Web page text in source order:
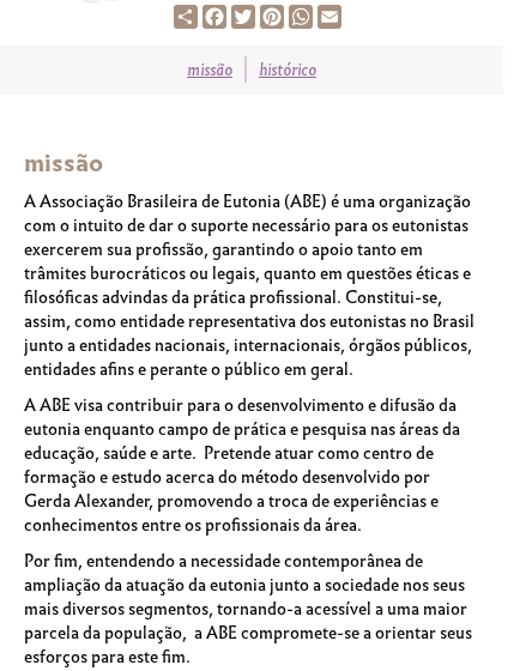
ShareFacebook
TwitterPinterestWhatsApp
missão histórico
missão
A Associação Brasileira de Eutonia (ABE) é uma organização
com o intuito de dar o suporte necessário para os eutonistas
exercerem sua profissão, garantindo o apoio tanto em
trâmites burocráticos ou legais, quanto em questões éticas e
filosóficas advindas da prática profissional. Constitui-se,
assim, como entidade representativa dos eutonistas no Brasil
junto a entidades nacionais, internacionais, órgãos públicos,
entidades afins e perante o público em geral.
AABEvisa contribuir para o desenvolvimento e difusão da
eutonia enquanto campo de prática e pesquisa nas áreas da
educação, saúde e arte. Pretende atuar como centro de
formação e estudo acerca do método desenvolvido por
Gerda Alexander, promovendo a troca de experiências e
conhecimentos entre os profissionais da área.
Por fim, entendendo a necessidade contemporânea de
ampliação da atuação da eutonia junto a sociedade nos seus
mais diversos segmentos, tornando-a acessível a uma maior
parcela da população, aABEcompromete-se a orientar seus
esforços para este fim.